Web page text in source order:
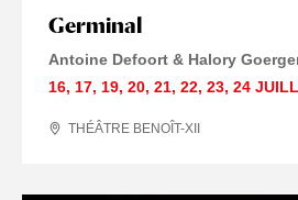
Germinal
Antoine Defoort & Halory
16, 17, 19, 20, 21, 22, 23, 24
THÉÂTRE BENOÎT-XII